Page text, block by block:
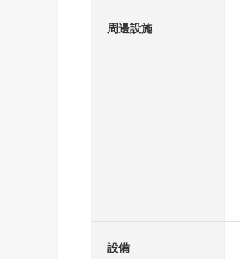
周邊設施
設備